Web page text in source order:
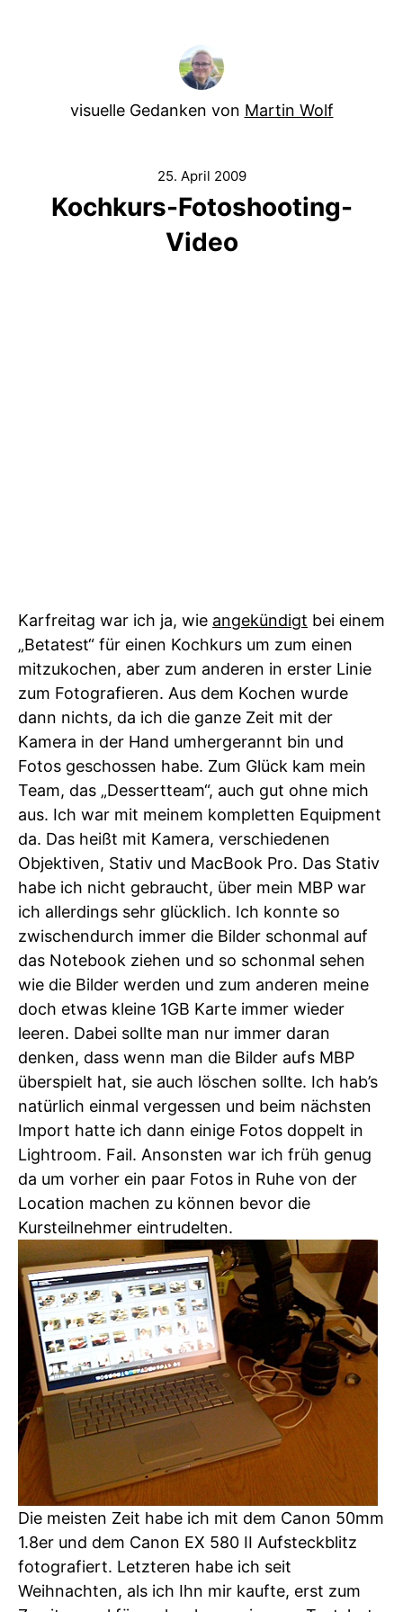
visuelle Gedanken von Martin Wolf
25. April 2009
Kochkurs-Fotoshooting-
Video
Karfreitag war ich ja, wie angekündigt bei einem
„Betatest“ für einen Kochkurs um zum einen
mitzukochen, aber zum anderen in erster Linie
zum Fotografieren. Aus dem Kochen wurde
dann nichts, da ich die ganze Zeit mit der
Kamera in der Hand umhergerannt bin und
Fotos geschossen habe. Zum Glück kam mein
Team, das „Dessertteam“, auch gut ohne mich
aus. Ich war mit meinem kompletten Equipment
da. Das heißt mit Kamera, verschiedenen
Objektiven, Stativ und MacBook Pro. Das Stativ
habe ich nicht gebraucht, über mein MBP war
ich allerdings sehr glücklich. Ich konnte so
zwischendurch immer die Bilder schonmal auf
das Notebook ziehen und so schonmal sehen
wie die Bilder werden und zum anderen meine
doch etwas kleine 1GB Karte immer wieder
leeren. Dabei sollte man nur immer daran
denken, dass wenn man die Bilder aufs MBP
überspielt hat, sie auch löschen sollte. Ich hab’s
natürlich einmal vergessen und beim nächsten
Import hatte ich dann einige Fotos doppelt in
Lightroom. Fail. Ansonsten war ich früh genug
da um vorher ein paar Fotos in Ruhe von der
Location machen zu können bevor die
Kursteilnehmer eintrudelten.
Die meisten Zeit habe ich mit dem Canon 50mm
1.8er und dem Canon EX 580 II Aufsteckblitz
fotografiert. Letzteren habe ich seit
Weihnachten, als ich Ihn mir kaufte, erst zum